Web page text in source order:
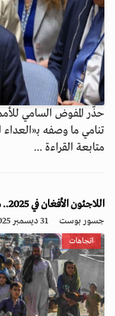
حذّر المفوض السامي
تنامي ما وصفه بـ«العداء
متابعة القراءة ...
اللاجئون الأفغان في 2025.. موجة ترحيل جماعي وحقوق مهدورة
جسور بوست 31 ديسمبر 2025 - 13:21
اتجاهات